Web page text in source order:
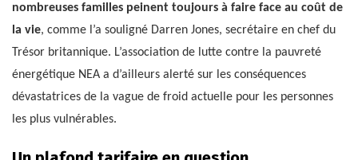
nombreuses familles peinent toujours à faire face au coût de
la vie, comme l’a souligné Darren Jones, secrétaire en chef du
Trésor britannique. L’association de lutte contre la pauvreté
énergétique NEA a d’ailleurs alerté sur les conséquences
dévastatrices de la vague de froid actuelle pour les personnes
les plus vulnérables.